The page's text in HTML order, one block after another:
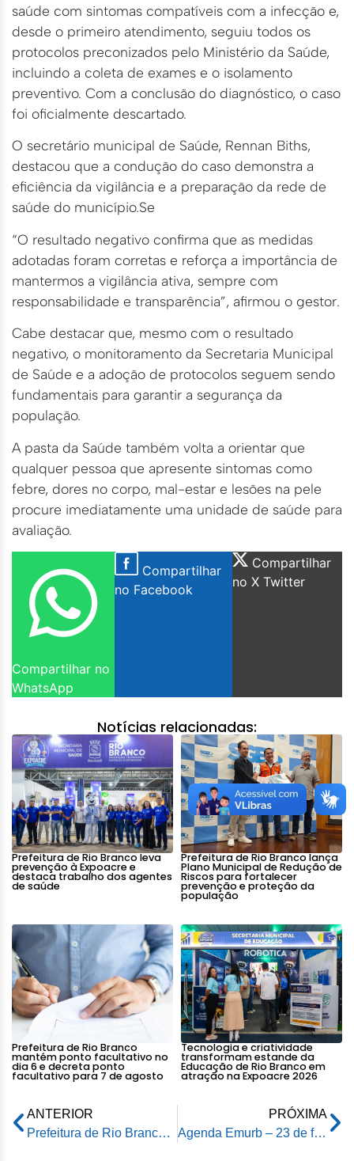
saúde com sintomas compatíveis com a infecção e,
desde o primeiro atendimento, seguiu todos os
protocolos preconizados pelo Ministério da Saúde,
incluindo a coleta de exames e o isolamento
preventivo. Com a conclusão do diagnóstico, o caso
foi oficialmente descartado.
O secretário municipal de Saúde, Rennan Biths,
destacou que a condução do caso demonstra a
eficiência da vigilância e a preparação da rede de
saúde do município.Se
“O resultado negativo confirma que as medidas
adotadas foram corretas e reforça a importância de
mantermos a vigilância ativa, sempre com
responsabilidade e transparência”, afirmou o gestor.
Cabe destacar que, mesmo com o resultado
negativo, o monitoramento da Secretaria Municipal
de Saúde e a adoção de protocolos seguem sendo
fundamentais para garantir a segurança da
população.
A pasta da Saúde também volta a orientar que
qualquer pessoa que apresente sintomas como
febre, dores no corpo, mal-estar e lesões na pele
procure imediatamente uma unidade de saúde para
avaliação.
Compartilhar no
WhatsApp
Compartilhar
no Facebook
Compartilhar
no X Twitter
Notícias relacionadas:
Prefeitura de Rio Branco leva
prevenção à Expoacre e
destaca trabalho dos agentes
de saúde
Prefeitura de Rio Branco lança
Plano Municipal de Redução de
Riscos para fortalecer
prevenção e proteção da
população
Prefeitura de Rio Branco
mantém ponto facultativo no
dia 6 e decreta ponto
facultativo para 7 de agosto
Tecnologia e criatividade
transformam estande da
Educação de Rio Branco em
atração na Expoacre 2026
ANTERIOR
Prefeitura de Rio Branco esclarece caso suspeito de Mpox e tranquiliza a população
PRÓXIMA
Agenda Emurb – 23 de fevereiro de 2026